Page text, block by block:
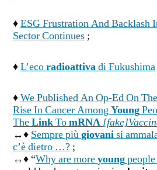
♦ESG Frustration And Backlash
Sector Continues ;
♦L’ecoradioattivadi Fukushima
♦We Published An Op-Ed On The
Rise In Cancer AmongYoung
TheLinkTomRNA
↔♦ Sempre piùgiovanisi
c’è dietro …? ;
↔♦ “Why are moreyoung